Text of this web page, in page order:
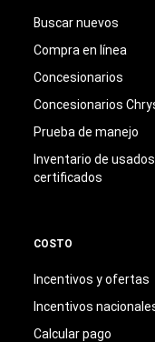
Buscar nuevos
Compra en línea
Concesionarios
Concesionarios
Prueba de manejo
Inventario de usados
certificados
COSTO
Incentivos y ofertas
Incentivos
Calcular pago